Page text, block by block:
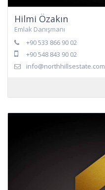
Hilmi Özakın
Emlak Danışmanı
+90 533 866 90 02
+90 548 843 90 02
info@northhillsestate.com